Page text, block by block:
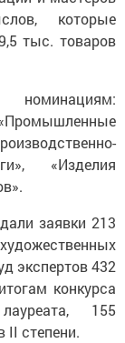
которые
тыс. товаров
«Изделия
заявки 213
экспертов 432
конкурса
155
II степени.